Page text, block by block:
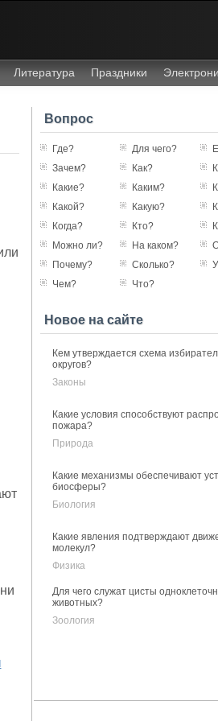
Литература Праздники
Вопрос
Где? Для чего?
Зачем?
Как?
Какие?
Каким?
Какой?
Какую?
Когда?
Кто?
Можно ли?
На каком?
Почему?
Сколько?
Чем?
Что?
Новое на сайте
Кем утверждается схема
округов?
Законы
Какие условия способствуют
пожара?
Природа
Какие механизмы обеспечивают
биосферы?
Биология
Какие явления подтверждают
молекул?
Физика
Для чего служат цисты
животных?
Зоология